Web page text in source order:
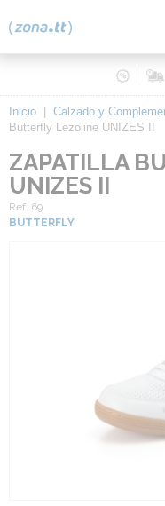
Inicio Calzado y
Butterfly Lezoline UNIZES II
ZAPATILLA
UNIZES II
Ref. 69
BUTTERFLY